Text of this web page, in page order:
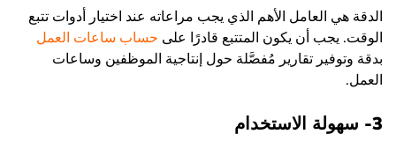
الدقة هي العامل الأهم الذي يجب مراعاته عند اختيار أدوات تتبع
الوقت. يجب أن يكون المتتبع قادرًا على حساب ساعات العمل
بدقة وتوفير تقارير مُفصَّلة حول إنتاجية الموظفين وساعات
العمل.
3- سهولة الاستخدام